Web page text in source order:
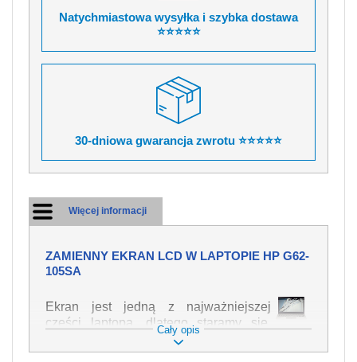
Natychmiastowa wysyłka i szybka dostawa
⭐⭐⭐⭐⭐
30-dniowa gwarancja zwrotu ⭐⭐⭐⭐⭐
Więcej informacji
ZAMIENNY EKRAN LCD W LAPTOPIE HP G62-
105SA
Ekran jest jedną z najważniejszej
części laptopa, dlatego staramy się,
żeby był jak najwyższej jakości. Służy
on do wyświetlania tekstu lub obrazu w
Cały opis